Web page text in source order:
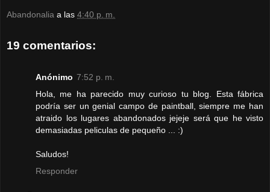
Abandonalia a las 4:40 p. m.
19 comentarios:
Anónimo 7:52 p. m.
Hola, me ha parecido muy curioso tu blog. Esta fábrica
podría ser un genial campo de paintball, siempre me han
atraido los lugares abandonados jejeje será que he visto
demasiadas peliculas de pequeño ... :)
Saludos!
Responder